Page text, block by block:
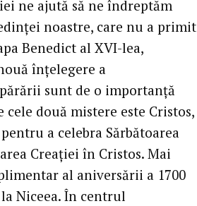
ne ajută să ne îndreptăm
noastre, care nu a primit
Benedict al XVI-lea,
înțelegere a
sunt de o importanță
două mistere este Cristos,
a celebra Sărbătoarea
Creației în Cristos. Mai
al aniversării a 1700
Niceea. În centrul